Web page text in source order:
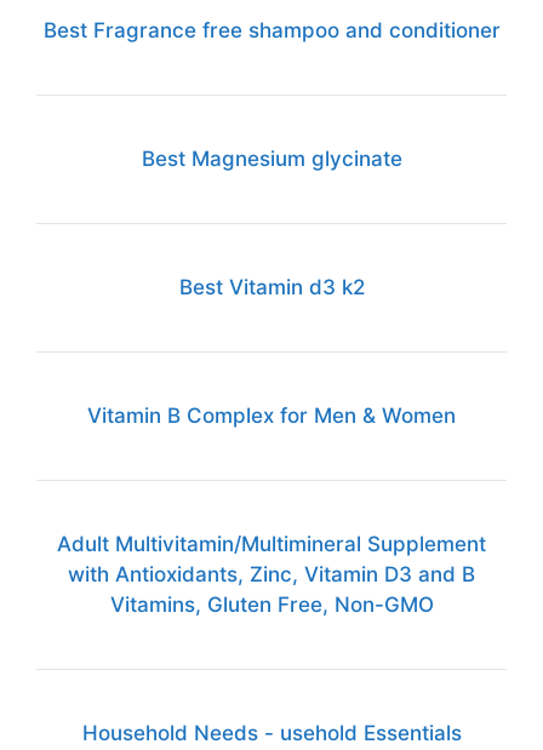
Best Fragrance free shampoo and conditioner
Best Magnesium glycinate
Best Vitamin d3 k2
Vitamin B Complex for Men & Women
Adult Multivitamin/Multimineral Supplement
with Antioxidants, Zinc, Vitamin D3 and B
Vitamins, Gluten Free, Non-GMO
Household Needs - usehold Essentials